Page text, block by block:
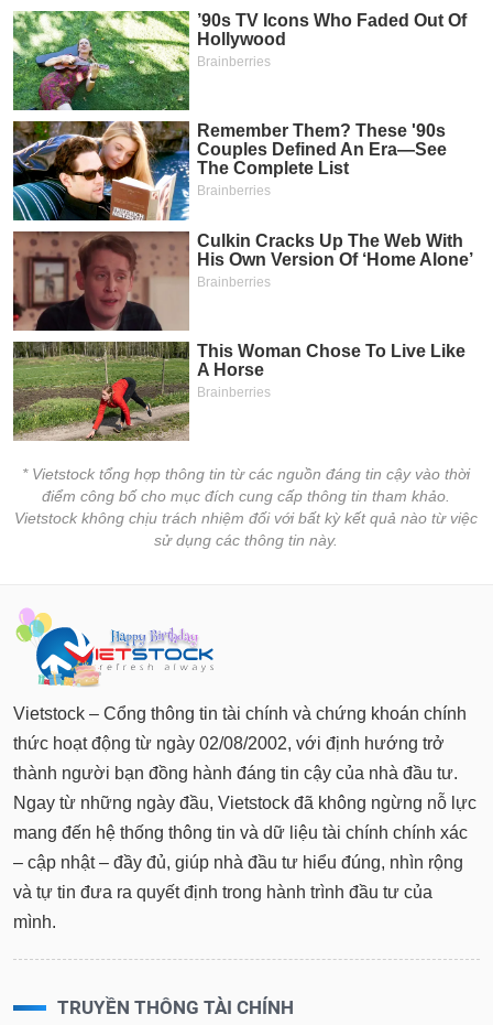
* Vietstock tổng hợp thông tin từ các nguồn đáng tin cậy vào thời
điểm công bố cho mục đích cung cấp thông tin tham khảo.
Vietstock không chịu trách nhiệm đối với bất kỳ kết quả nào từ việc
sử dụng các thông tin này.
Vietstock – Cổng thông tin tài chính và chứng khoán chính
thức hoạt động từ ngày 02/08/2002, với định hướng trở
thành người bạn đồng hành đáng tin cậy của nhà đầu tư.
Ngay từ những ngày đầu, Vietstock đã không ngừng nỗ lực
mang đến hệ thống thông tin và dữ liệu tài chính chính xác
– cập nhật – đầy đủ, giúp nhà đầu tư hiểu đúng, nhìn rộng
và tự tin đưa ra quyết định trong hành trình đầu tư của
mình.
TRUYỀN THÔNG TÀI CHÍNH
chính